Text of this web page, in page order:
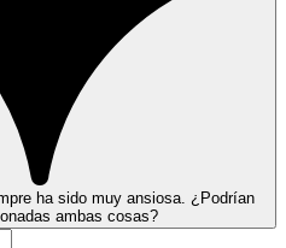
ha sido muy ansiosa. ¿Podrían
ambas cosas?